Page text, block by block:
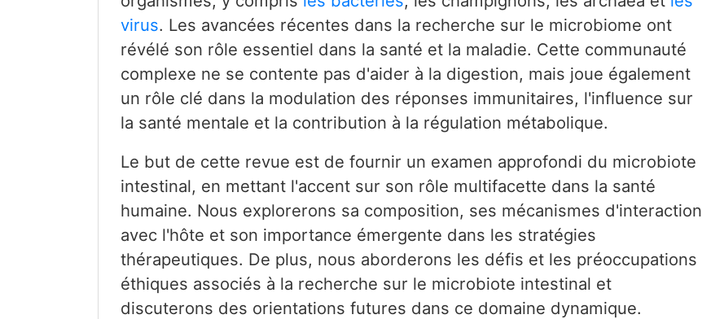
virus. Les avancées récentes dans la recherche sur le microbiome ont
révélé son rôle essentiel dans la santé et la maladie. Cette communauté
complexe ne se contente pas d'aider à la digestion, mais joue également
un rôle clé dans la modulation des réponses immunitaires, l'influence sur
la santé mentale et la contribution à la régulation métabolique.
Le but de cette revue est de fournir un examen approfondi du microbiote
intestinal, en mettant l'accent sur son rôle multifacette dans la santé
humaine. Nous explorerons sa composition, ses mécanismes d'interaction
avec l'hôte et son importance émergente dans les stratégies
thérapeutiques. De plus, nous aborderons les défis et les préoccupations
éthiques associés à la recherche sur le microbiote intestinal et
discuterons des orientations futures dans ce domaine dynamique.